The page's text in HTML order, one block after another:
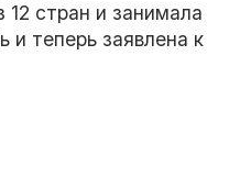
12 стран и занимала
и теперь заявлена к